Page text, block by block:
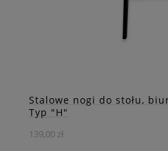
Stalowe nogi do stołu,
Typ "H"
139,00 zł